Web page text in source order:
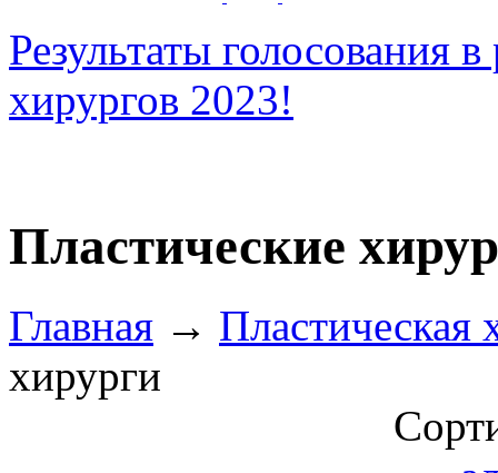
Результаты голосования
хирургов 2023!
Пластические
Главная → Пластическая
хирурги